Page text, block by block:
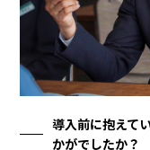
導入前に抱えて
かがでしたか？